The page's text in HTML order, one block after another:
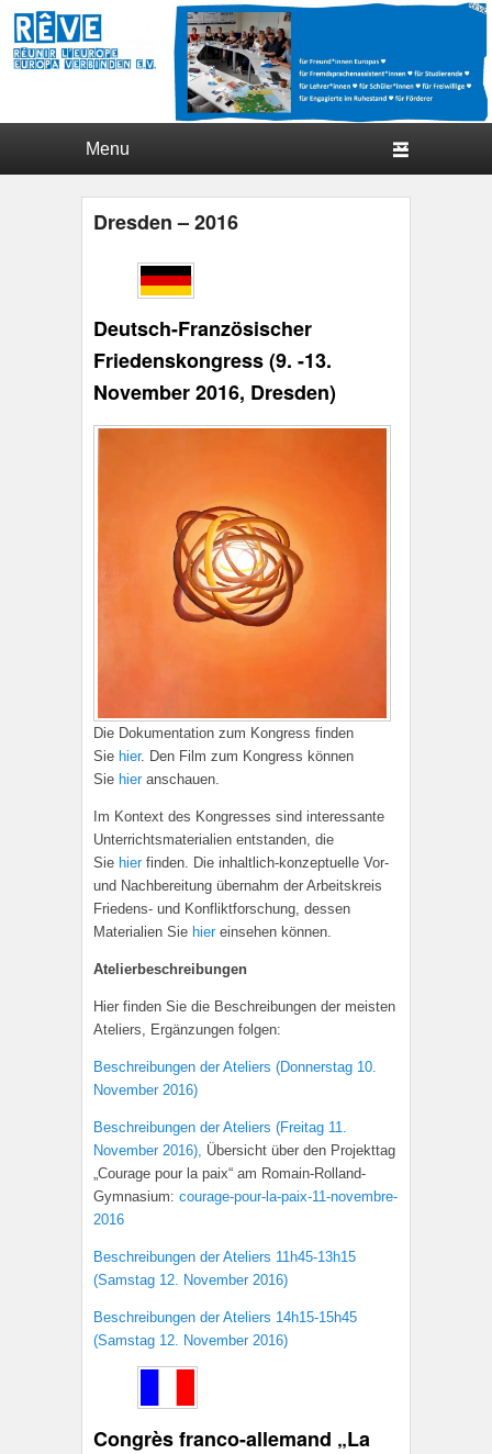
Dresden – 2016
Deutsch-Französischer
Friedenskongress (9. -13.
November 2016, Dresden)
Die Dokumentation zum Kongress finden
Sie hier. Den Film zum Kongress können
Sie hier anschauen.
Im Kontext des Kongresses sind interessante
Unterrichtsmaterialien entstanden, die
Sie hierfinden. Die inhaltlich-konzeptuelle Vor-
und Nachbereitung übernahm der Arbeitskreis
Friedens- und Konfliktforschung, dessen
Materialien Sie hiereinsehen können.
Atelierbeschreibungen
Hier finden Sie die Beschreibungen der meisten
Ateliers, Ergänzungen folgen:
Beschreibungen der Ateliers (Donnerstag 10.
November 2016)
Beschreibungen der Ateliers (Freitag 11.
November 2016), Übersicht über den Projekttag
„Courage pour la paix“ am Romain-Rolland-
Gymnasium: courage-pour-la-paix-11-novembre-
2016
Beschreibungen der Ateliers 11h45-13h15
(Samstag 12. November 2016)
Beschreibungen der Ateliers 14h15-15h45
(Samstag 12. November 2016)
Congrès franco-allemand „La